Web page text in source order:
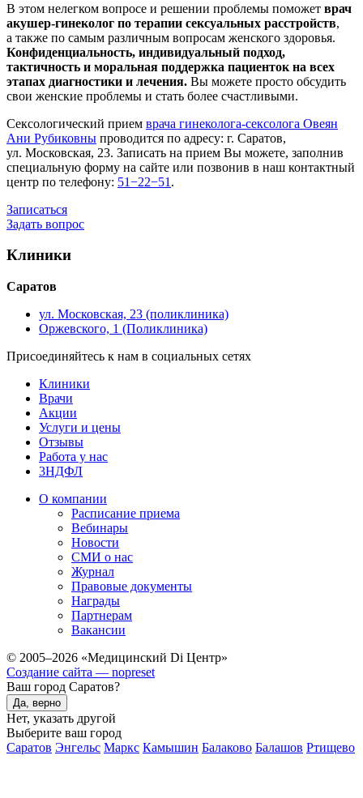
В этом нелегком вопросе и решении проблемы поможет врач
акушер-гинеколог по терапии сексуальных расстройств,
а также по самым различным вопросам женского здоровья.
Конфиденциальность, индивидуальный подход,
тактичность и моральная поддержка пациенток на всех
этапах диагностики и лечения. Вы можете просто обсудить
свои женские проблемы и стать более счастливыми.
Сексологический прием врача гинеколога-сексолога Овеян
Ани Рубиковны проводится по адресу: г. Саратов,
ул. Московская, 23. Записать на прием Вы можете, заполнив
специальную форму на сайте или позвонив в наш контактный
центр по телефону: 51−22−51 .
Записаться
Задать вопрос
Клиники
Саратов
ул. Московская, 23 (поликлиника)
Оржевского, 1 (Поликлиника)
Присоединяйтесь к нам в социальных сетях
Клиники
Врачи
Акции
Услуги и цены
Отзывы
Работа у нас
3НДФЛ
О компании
Расписание приема
Вебинары
Новости
СМИ о нас
Журнал
Правовые документы
Награды
Партнерам
Вакансии
© 2005–2026 «Медицинский Di Центр»
Создание сайта — nopreset
Ваш город Саратов?
Да, верно
Нет, указать другой
Выберите ваш город
Саратов Энгельс Маркс Камышин Балаково Балашов Ртищево